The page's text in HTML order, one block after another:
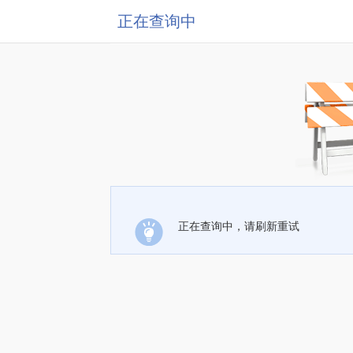
正在查询中
正在查询中，请刷新重试